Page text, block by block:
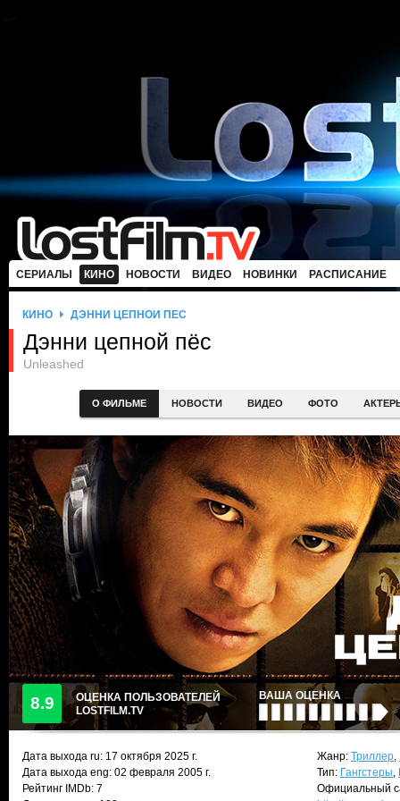
СЕРИАЛЫ КИНО НОВОСТИ ВИДЕО НОВИНКИ РАСПИСАНИЕ
КИНО ДЭННИ ЦЕПНОЙ ПЁС
Дэнни цепной пёс
Unleashed
О ФИЛЬМЕ НОВОСТИ ВИДЕО ФОТО
8.9
ОЦЕНКА ПОЛЬЗОВАТЕЛЕЙ
LOSTFILM.TV
ВАША ОЦЕНКА
Дата выхода ru: 17 октября 2025 г.
Дата выхода eng: 02 февраля 2005 г.
Рейтинг IMDb: 7
Жанр: Триллер,
Тип: Гангстеры,
Официальный